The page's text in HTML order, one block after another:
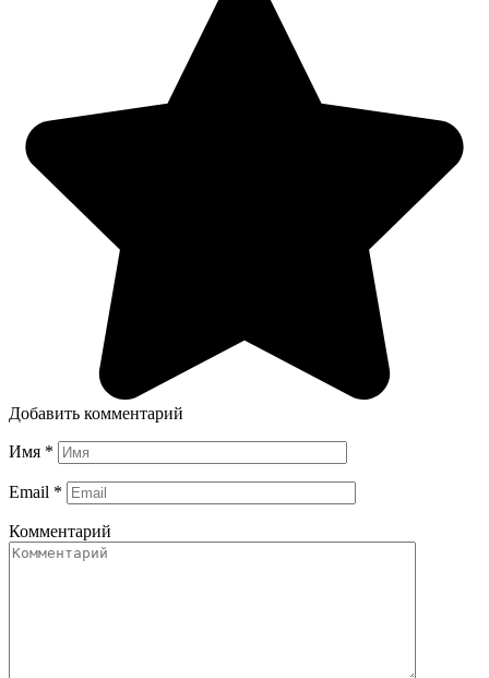
Добавить комментарий
Имя *
Email *
Комментарий